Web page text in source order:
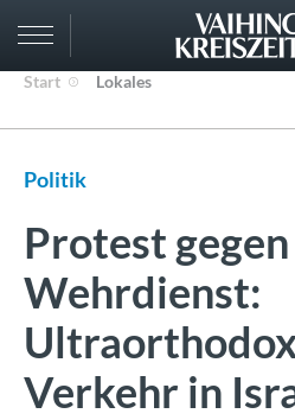
Start Lokales
Politik
Protest gegen
Wehrdienst:
Verkehr in